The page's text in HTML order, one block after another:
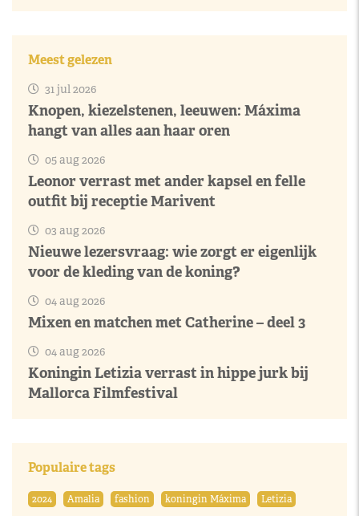
Meest gelezen
31 jul 2026
Knopen, kiezelstenen, leeuwen: Máxima
hangt van alles aan haar oren
05 aug 2026
Leonor verrast met ander kapsel en felle
outfit bij receptie Marivent
03 aug 2026
Nieuwe lezersvraag: wie zorgt er eigenlijk
voor de kleding van de koning?
04 aug 2026
Mixen en matchen met Catherine – deel 3
04 aug 2026
Koningin Letizia verrast in hippe jurk bij
Mallorca Filmfestival
Populaire tags
2024 Amalia fashion koningin Máxima
Letizia